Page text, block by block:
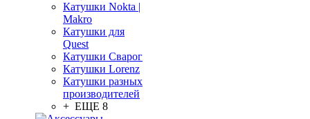
Катушки Nokta |
Makro
Катушки для
Quest
Катушки Сварог
Катушки Lorenz
Катушки разных
производителей
+ ЕЩЕ 8